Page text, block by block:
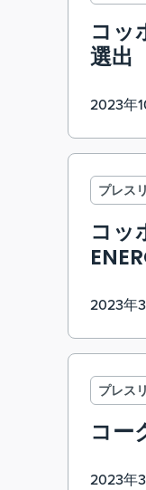
コッ
選出
2023年
プレス
コッ
2023年
プレス
コー
2023年